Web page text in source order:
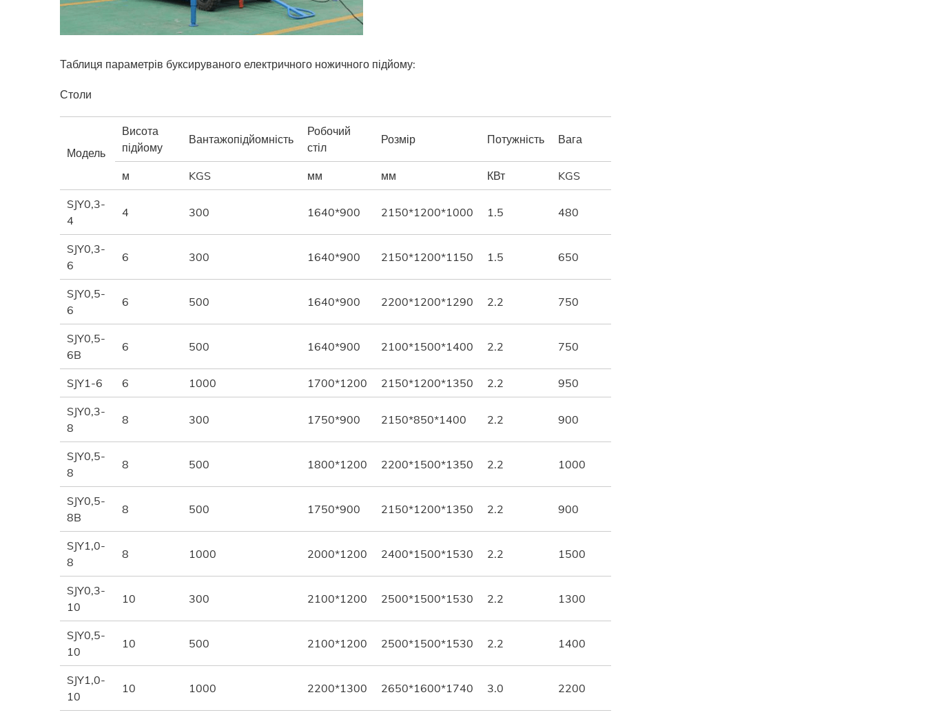
Таблиця параметрів буксируваного електричного ножичного підйому:
Столи
Модель
Висота
підйому
Вантажопідйомність
Робочий
стіл
Розмір Потужність Вага
м KGS мм мм КВт KGS
SJY0,3-
4
4 300 1640*900 2150*1200*1000 1.5 480
SJY0,3-
6
6 300 1640*900 2150*1200*1150 1.5 650
SJY0,5-
6
6 500 1640*900 2200*1200*1290 2.2 750
SJY0,5-
6B
6 500 1640*900 2100*1500*1400 2.2 750
SJY1-6 6 1000 1700*1200 2150*1200*1350 2.2 950
SJY0,3-
8
8 300 1750*900 2150*850*1400 2.2 900
SJY0,5-
8
8 500 1800*1200 2200*1500*1350 2.2 1000
SJY0,5-
8B
8 500 1750*900 2150*1200*1350 2.2 900
SJY1,0-
8
8 1000 2000*1200 2400*1500*1530 2.2 1500
SJY0,3-
10
10 300 2100*1200 2500*1500*1530 2.2 1300
SJY0,5-
10
10 500 2100*1200 2500*1500*1530 2.2 1400
SJY1,0-
10
10 1000 2200*1300 2650*1600*1740 3.0 2200